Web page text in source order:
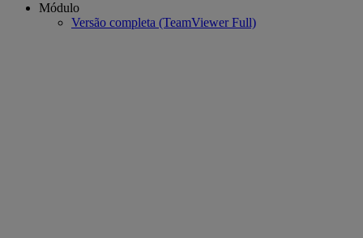
Módulo
Versão completa (TeamViewer Full)